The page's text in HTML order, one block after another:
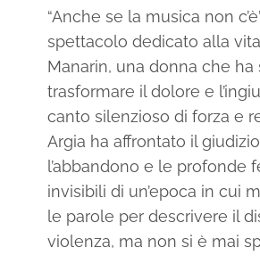
“Anche se la musica non
spettacolo dedicato alla
Manarin, una donna che ha
trasformare il dolore e
canto silenzioso di forza e
Argia ha affrontato il
l’abbandono e le profonde
invisibili di un’epoca in cui
le parole per descrivere il
violenza, ma non si è mai